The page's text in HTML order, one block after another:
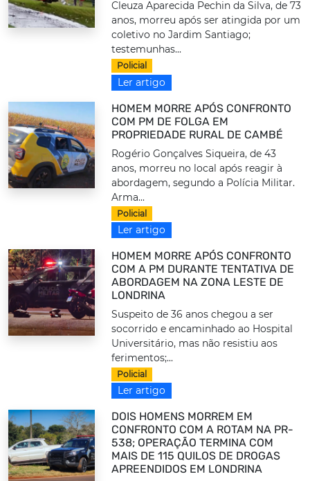
Cleuza Aparecida Pechin da Silva, de 73
anos, morreu após ser atingida por um
coletivo no Jardim Santiago;
testemunhas...
Policial
Ler artigo
HOMEM MORRE APÓS CONFRONTO
COM PM DE FOLGA EM
PROPRIEDADE RURAL DE CAMBÉ
Rogério Gonçalves Siqueira, de 43
anos, morreu no local após reagir à
abordagem, segundo a Polícia Militar.
Arma...
Policial
Ler artigo
HOMEM MORRE APÓS CONFRONTO
COM A PM DURANTE TENTATIVA DE
ABORDAGEM NA ZONA LESTE DE
LONDRINA
Suspeito de 36 anos chegou a ser
socorrido e encaminhado ao Hospital
Universitário, mas não resistiu aos
ferimentos;...
Policial
Ler artigo
DOIS HOMENS MORREM EM
CONFRONTO COM A ROTAM NA PR-
538; OPERAÇÃO TERMINA COM
MAIS DE 115 QUILOS DE DROGAS
APREENDIDOS EM LONDRINA